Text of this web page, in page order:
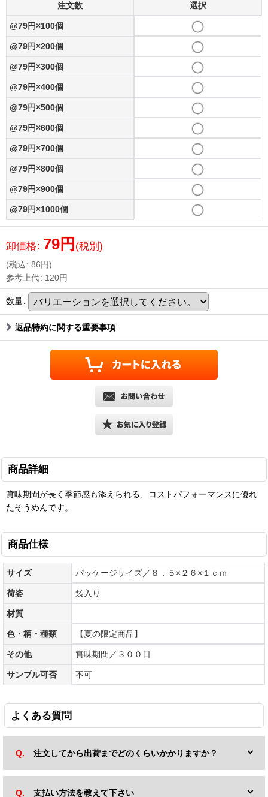
注文数 選択
@79円×100個
@79円×200個
@79円×300個
@79円×400個
@79円×500個
@79円×600個
@79円×700個
@79円×800個
@79円×900個
@79円×1000個
卸価格: 79円 (税別)
(税込: 86円)
参考上代: 120円
数量:
返品特約に関する重要事項
商品詳細
賞味期間が長く季節感も添えられる、コストパフォーマンスに優れ
たそうめんです。
商品仕様
サイズ パッケージサイズ／８．５×２６×１ｃｍ
荷姿 袋入り
材質
色・柄・種類 【夏の限定商品】
その他 賞味期間／３００日
サンプル可否 不可
よくある質問
注文してから出荷までどのくらいかかりますか？
支払い方法を教えて下さい